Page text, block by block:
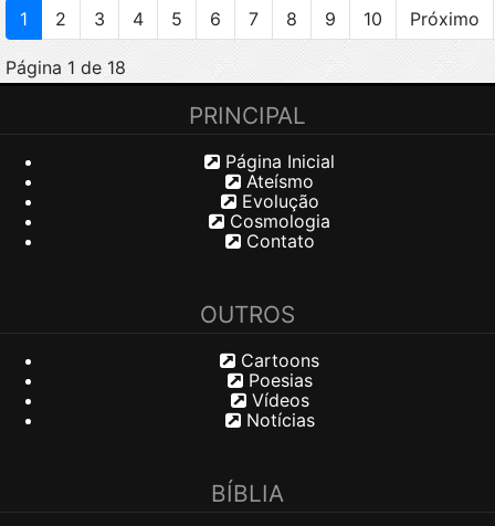
1
2 3 4 5 6 7 8 9 10 Próximo
Página 1 de 18
PRINCIPAL
Página Inicial
Ateísmo
Evolução
Cosmologia
Contato
OUTROS
Cartoons
Poesias
Vídeos
Notícias
BÍBLIA